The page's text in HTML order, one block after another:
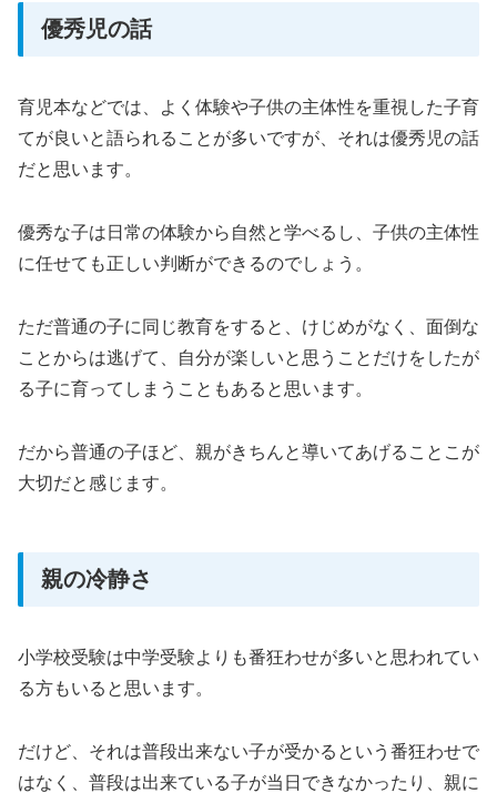
優秀児の話
育児本などでは、よく体験や子供の主体性を重視した子育
てが良いと語られることが多いですが、それは優秀児の話
だと思います。
優秀な子は日常の体験から自然と学べるし、子供の主体性
に任せても正しい判断ができるのでしょう。
ただ普通の子に同じ教育をすると、けじめがなく、面倒な
ことからは逃げて、自分が楽しいと思うことだけをしたが
る子に育ってしまうこともあると思います。
だから普通の子ほど、親がきちんと導いてあげることこが
大切だと感じます。
親の冷静さ
小学校受験は中学受験よりも番狂わせが多いと思われてい
る方もいると思います。
だけど、それは普段出来ない子が受かるという番狂わせで
はなく、普段は出来ている子が当日できなかったり、親に